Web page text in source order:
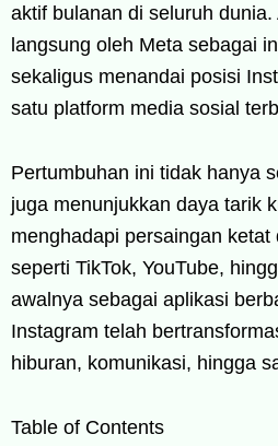
aktif bulanan di seluruh
langsung oleh Meta sebagai
sekaligus menandai posisi
satu platform media sosial
Pertumbuhan ini tidak hanya
juga menunjukkan daya tarik
menghadapi persaingan ketat
seperti TikTok, YouTube,
awalnya sebagai aplikasi
Instagram telah
hiburan, komunikasi, hingga
Table of Contents